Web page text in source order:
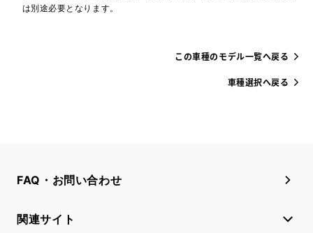
は別途必要となります。
この車種のモデル一覧へ戻る
車種選択へ戻る
FAQ・お問い合わせ
関連サイト